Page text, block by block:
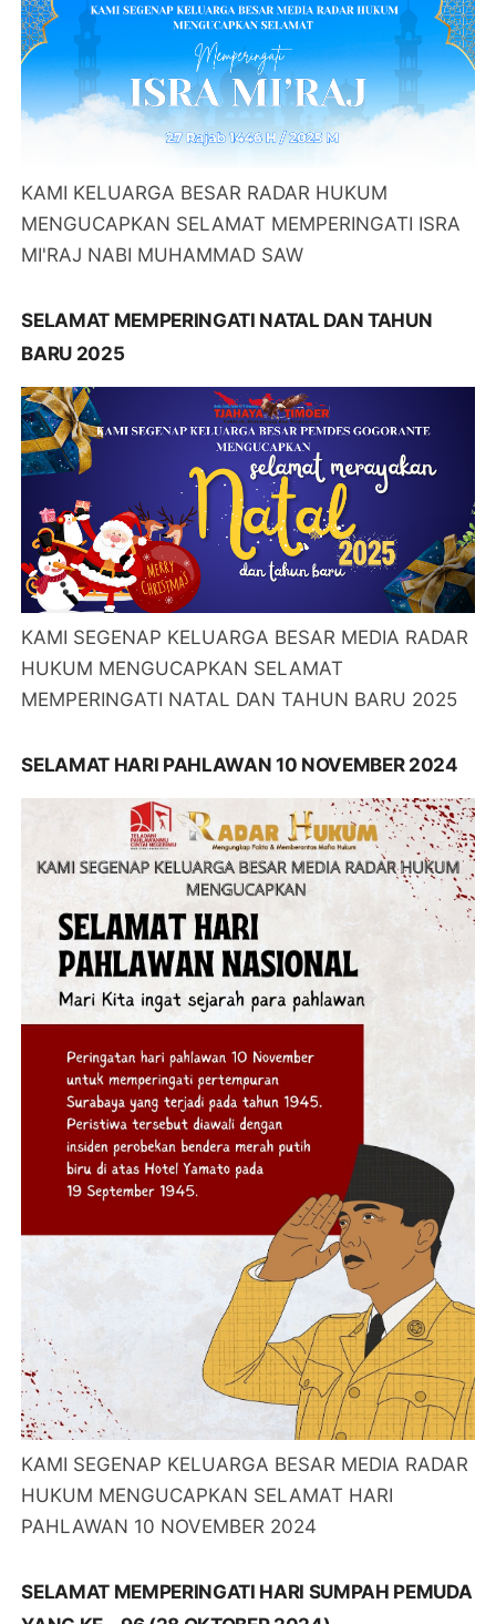
KAMI KELUARGA BESAR RADAR HUKUM
MENGUCAPKAN SELAMAT MEMPERINGATI ISRA
MI'RAJ NABI MUHAMMAD SAW
SELAMAT MEMPERINGATI NATAL DAN TAHUN
BARU 2025
KAMI SEGENAP KELUARGA BESAR MEDIA RADAR
HUKUM MENGUCAPKAN SELAMAT
MEMPERINGATI NATAL DAN TAHUN BARU 2025
SELAMAT HARI PAHLAWAN 10 NOVEMBER 2024
KAMI SEGENAP KELUARGA BESAR MEDIA RADAR
HUKUM MENGUCAPKAN SELAMAT HARI
PAHLAWAN 10 NOVEMBER 2024
SELAMAT MEMPERINGATI HARI SUMPAH PEMUDA